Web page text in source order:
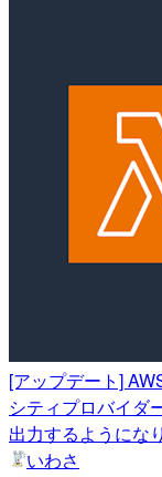
[アップデート]
シティプロバイダ
出力するようにな
いわさ